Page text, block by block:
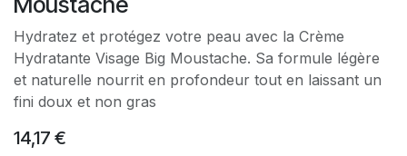
Hydratez et protégez votre peau avec la Crème
Hydratante Visage Big Moustache. Sa formule légère
et naturelle nourrit en profondeur tout en laissant un
fini doux et non gras
14,17 €